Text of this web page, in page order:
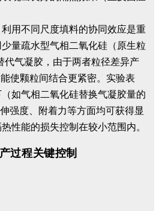
用不同尺度填料的协同效应是重
量疏水型气相二氧化硅（原生粒
代气凝胶，由于两者粒径差异产
使颗粒间结合更紧密。实验表
如气相二氧化硅替换气凝胶量的
强度、附着力等方面均可获得显
性能的损失控制在较小范围内。
过程关键控制